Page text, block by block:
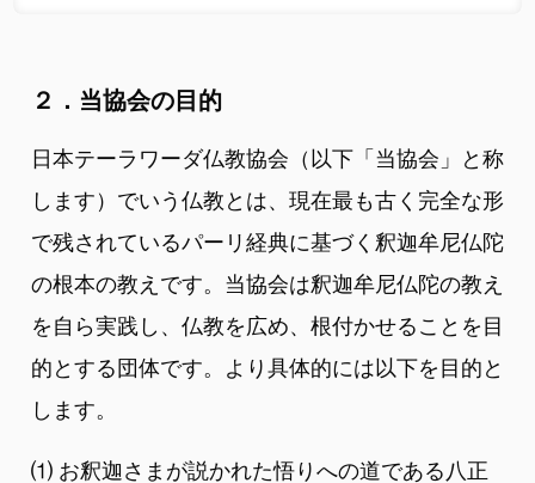
２．当協会の目的
日本テーラワーダ仏教協会（以下「当協会」と称
します）でいう仏教とは、現在最も古く完全な形
で残されているパーリ経典に基づく釈迦牟尼仏陀
の根本の教えです。当協会は釈迦牟尼仏陀の教え
を自ら実践し、仏教を広め、根付かせることを目
的とする団体です。より具体的には以下を目的と
します。
⑴ お釈迦さまが説かれた悟りへの道である八正